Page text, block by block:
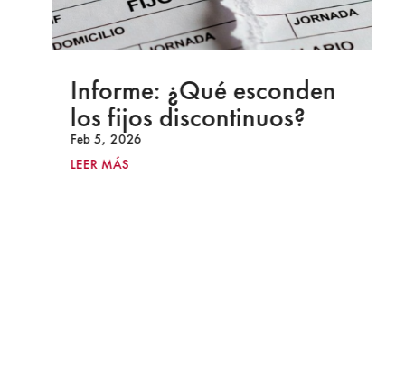
Informe: ¿Qué esconden
los fijos discontinuos?
Feb 5, 2026
LEER MÁS